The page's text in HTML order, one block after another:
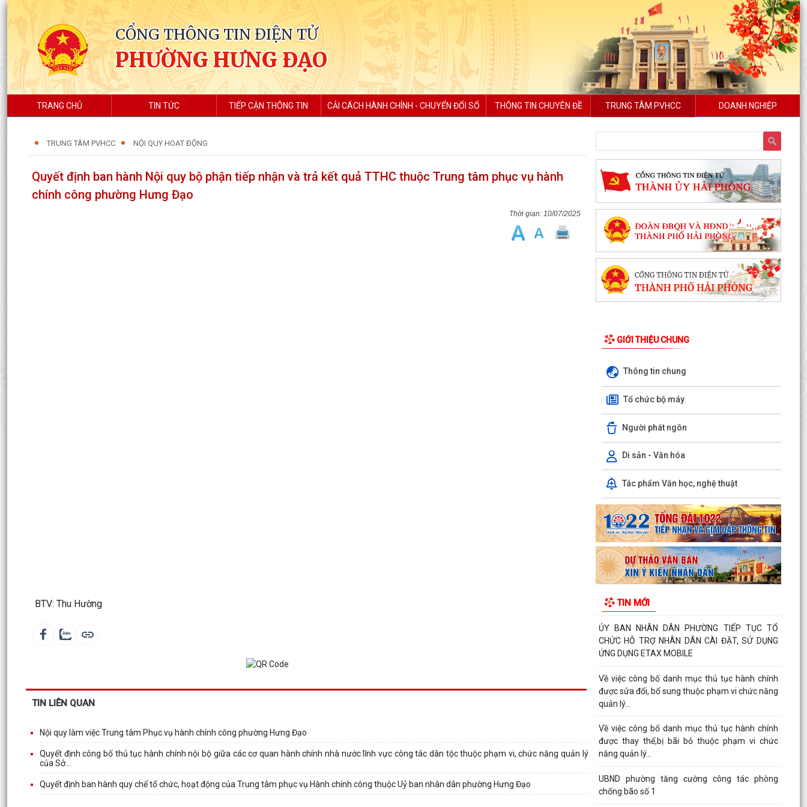
CỔNG THÔNG TIN ĐIỆN TỬ
PHƯỜNG HƯNG ĐẠO
TRANG CHỦ TIN TỨC TIẾP CẬN THÔNG TIN CẢI CÁCH HÀNH CHÍNH - CHUYỂN ĐỔI SỐ THÔNG TIN CHUYÊN ĐỀ TRUNG TÂM PVHCC DOANH NGHIỆP
TRUNG TÂM PVHCC NỘI QUY HOẠT ĐỘNG
Quyết định ban hành Nội quy bộ phận tiếp nhận và trả kết quả TTHC thuộc Trung tâm phục vụ hành
chính công phường Hưng Đạo
10/07/2025
BTV: Thu Hường
TIN LIÊN QUAN
Nội quy làm việc Trung tâm Phục vụ hành chính công phường Hưng Đạo
Quyết định công bố thủ tục hành chính nội bộ giữa các cơ quan hành chính nhà nước lĩnh vực công tác dân tộc thuộc phạm vi, chức năng quản lý
của Sở...
Quyết định ban hành quy chế tổ chức, hoạt động của Trung tâm phục vụ Hành chính công thuộc Uỷ ban nhân dân phường Hưng Đạo
GIỚI THIỆU CHUNG
Thông tin chung
Tổ chức bộ máy
Người phát ngôn
Di sản - Văn hóa
Tác phẩm Văn học, nghệ thuật
TIN MỚI
THÔNG BÁO: Thời gian tiếp tục triển khai thu
Thuế sử dụng đất phi nông nghiệp năm 2026
trên địa bàn...
Hải Phòng công khai thủ tục hành chính đặc thù
mới ban hành lĩnh vực đất đai thuộc phạm vi
chức...
Hải Phòng công bố danh mục thủ tục hành
chính được sửa đổi, bổ sung, bị bãi bỏ thuộc
phạm vi chức...
UBND PHƯỜNG HƯNG ĐẠO TRIỂN KHAI ĐỢT
CAO ĐIỂM HỖ TRỢ NHÂN DÂN CÀI ĐẶT, SỬ
DỤNG ỨNG DỤNG ETAX MOBILE,...
Quyết định về việc công bố danh mục thủ tục
vi chức...
ỦY BAN NHÂN DÂN PHƯỜNG TIẾP TỤC TỔ
CHỨC HỖ TRỢ NHÂN DÂN CÀI ĐẶT, SỬ DỤNG
ỨNG DỤNG ETAX MOBILE
Về việc công bố danh mục thủ tục hành chính
được sửa đổi, bổ sung thuộc phạm vi chức năng
quản lý...
Về việc công bố danh mục thủ tục hành chính
được thay thế,bị bãi bỏ thuộc phạm vi chức
năng quản lý...
UBND phường tăng cường công tác phòng
chống bão số 1